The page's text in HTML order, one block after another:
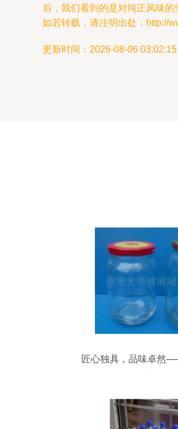
后，我们看到的是对纯正风味
如若转载，请注明出处：http://
更新时间：2026-08-06 03:02:15
匠心独具，品味卓然